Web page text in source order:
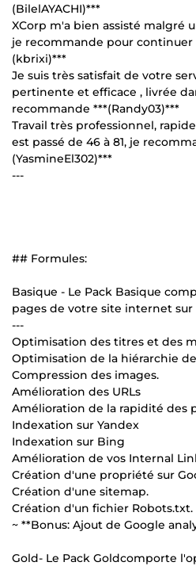
(BilelAYACHI)***
XCorp m'a bien assisté malgré
je recommande pour continuer
(kbrixi)***
Je suis très satisfait de votre
pertinente et efficace , livrée
recommande ***(Randy03)***
Travail très professionnel,
est passé de 46 à 81, je
(YasmineEl302)***
---
## Formules:
Basique - Le Pack Basique
pages de votre site internet sur
---
Optimisation des titres et des
Optimisation de la hiérarchie
Compression des images.
Amélioration des URLs
Amélioration de la rapidité des
Indexation sur Yandex
Indexation sur Bing
Amélioration de vos Internal
Création d'une propriété sur
Création d'une sitemap.
Création d'un fichier Robots.txt.
~ **Bonus: Ajout de Google
Gold- Le Pack Goldcomporte